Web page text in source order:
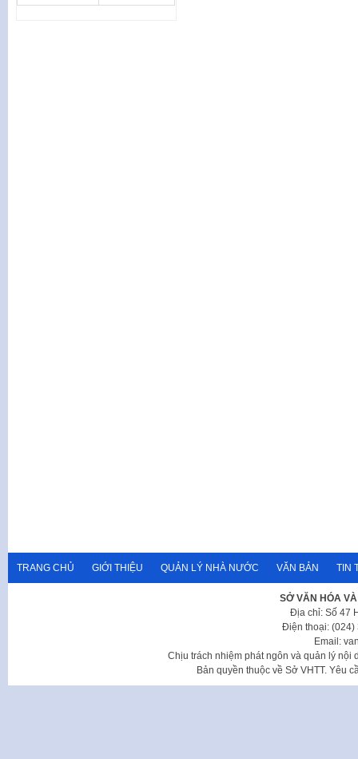
TRANG CHỦ GIỚI THIỆU QUẢN LÝ NHÀ NƯỚC VĂN BẢN TIN
SỞ VĂN HÓA
Địa chỉ: Số 47
Điện thoại: (024)
Email:
Chịu trách nhiệm phát ngôn và quản lý nội
Bản quyền thuộc về Sở VHTT. Yêu